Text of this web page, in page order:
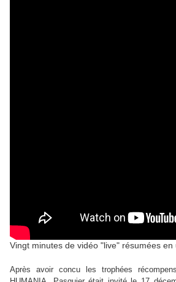
Vingt minutes de vidéo "live" résumées en
Après avoir concu les trophées